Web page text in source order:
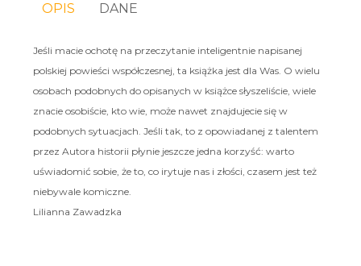
OPIS DANE
Jeśli macie ochotę na przeczytanie inteligentnie napisanej
polskiej powieści współczesnej, ta książka jest dla Was. O wielu
osobach podobnych do opisanych w książce słyszeliście, wiele
znacie osobiście, kto wie, może nawet znajdujecie się w
podobnych sytuacjach. Jeśli tak, to z opowiadanej z talentem
przez Autora historii płynie jeszcze jedna korzyść: warto
uświadomić sobie, że to, co irytuje nas i złości, czasem jest też
niebywale komiczne.
Lilianna Zawadzka